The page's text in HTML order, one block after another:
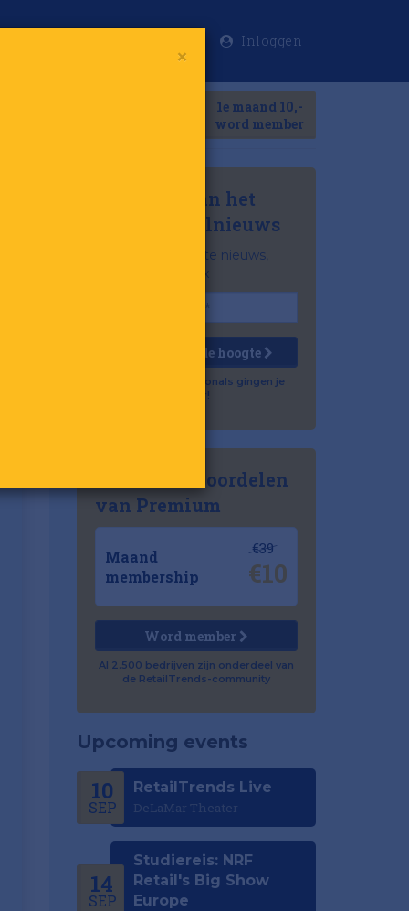
Inloggen
1e maand 10,-
word member
Mis niets van het
laatste retailnieuws
Het belangrijkste nieuws,
gratis in je inbox
Houd mij op de hoogte
Al 57.500 professionals gingen je
voor!
Ontdek de voordelen
van Premium
Maand
membership
€39
€10
Word member
Al 2.500 bedrijven zijn onderdeel van
de RetailTrends-community
Upcoming events
10
SEP
RetailTrends Live
DeLaMar Theater
14
SEP
Studiereis: NRF
Retail's Big Show
Europe
×